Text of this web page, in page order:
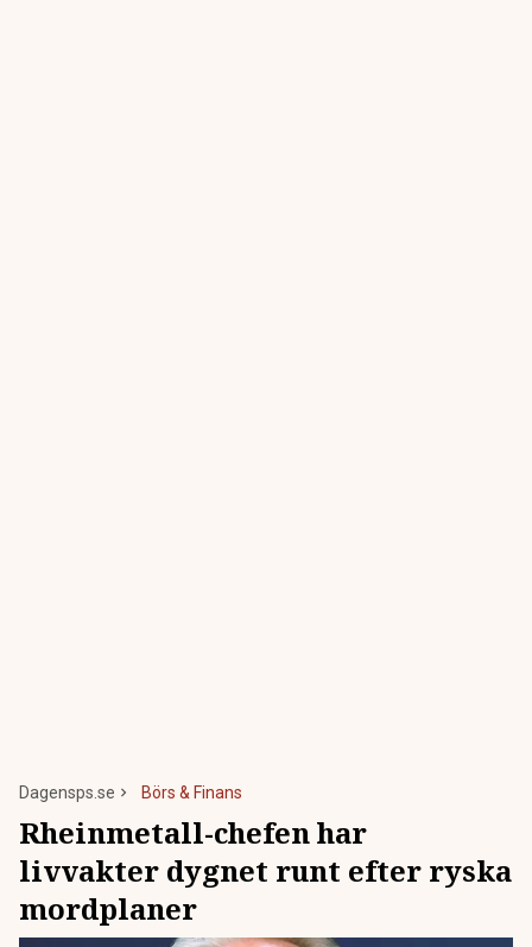
Dagensps.se Börs & Finans
Rheinmetall-chefen har
livvakter dygnet runt efter ryska
mordplaner